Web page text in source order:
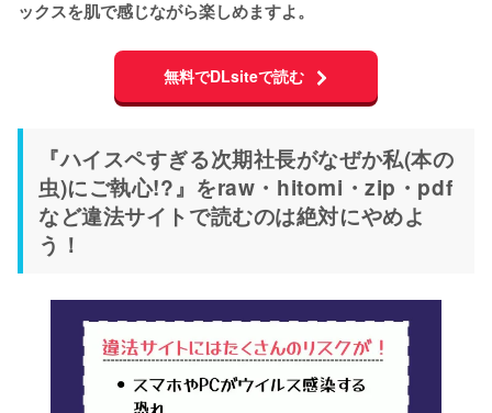
ックスを肌で感じながら楽しめますよ。
無料でDLsiteで読む
『ハイスペすぎる次期社長がなぜか私(本の
虫)にご執心!?』をraw・hitomi・zip・pdf
など違法サイトで読むのは絶対にやめよ
う！